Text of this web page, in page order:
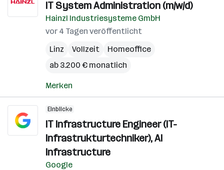
IT System Administration (m/w/d)
Hainzl Industriesysteme GmbH
vor 4 Tagen veröffentlicht
Linz
Vollzeit
Homeoffice
ab 3.200 € monatlich
Merken
Einblicke
IT Infrastructure Engineer (IT-
Infrastrukturtechniker), AI
Infrastructure
Google